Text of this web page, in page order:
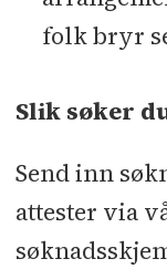
folk bryr
Slik søker
Send inn
attester via